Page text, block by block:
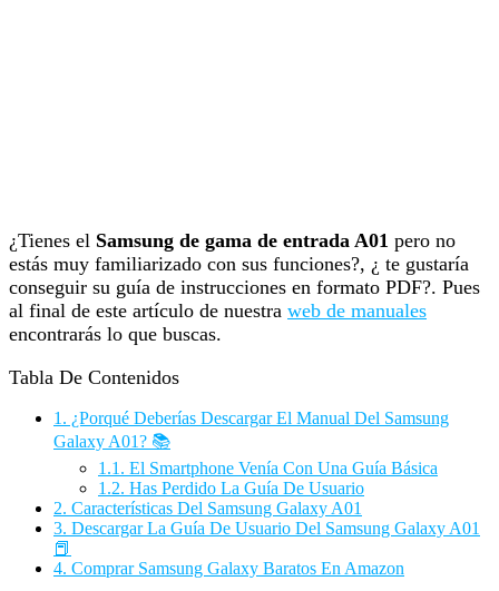
¿Tienes el Samsung de gama de entrada A01 pero no
estás muy familiarizado con sus funciones?, ¿ te gustaría
conseguir su guía de instrucciones en formato PDF?. Pues
al final de este artículo de nuestra web de manuales
encontrarás lo que buscas.
Tabla De Contenidos
1. ¿Porqué Deberías Descargar El Manual Del Samsung
Galaxy A01? 📚
1.1. El Smartphone Venía Con Una Guía Básica
1.2. Has Perdido La Guía De Usuario
2. Características Del Samsung Galaxy A01
3. Descargar La Guía De Usuario Del Samsung Galaxy A01
📕
4. Comprar Samsung Galaxy Baratos En Amazon